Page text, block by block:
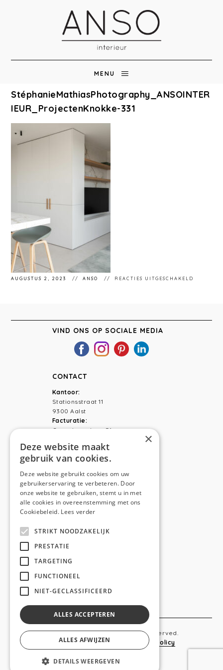
MENU
StéphanieMathiasPhotography_ANSOINTER
IEUR_ProjectenKnokke-331
AUGUSTUS 2, 2023 ANSO REACTIES UITGESCHAKELD
VIND ONS OP SOCIALE MEDIA
CONTACT
Kantoor:
Stationsstraat 11
9300 Aalst
Facturatie:
Capucienenlaan 31
Telefoon:0473 44 56 94
NAVIGATION
Home
Diensten
Realisaties
Copyright © 2019 Anso. All rights reserved.
Sitemap-Privacy Policy Cookie Policy
webdesigned by
×
Deze website maakt
gebruik van cookies.
Deze website gebruikt cookies om uw
gebruikerservaring te verbeteren. Door
onze website te gebruiken, stemt u in met
alle cookies in overeenstemming met ons
Cookiebeleid. Lees verder
STRIKT NOODZAKELIJK
PRESTATIE
TARGETING
FUNCTIONEEL
NIET-GECLASSIFICEERD
ALLES ACCEPTEREN
ALLES AFWIJZEN
DETAILS WEERGEVEN